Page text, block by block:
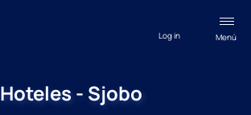
Menú
Log in
Hoteles - Sjobo